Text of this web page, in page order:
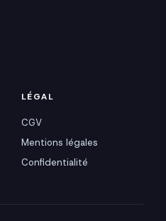
LÉGAL
CGV
Mentions légales
Confidentialité